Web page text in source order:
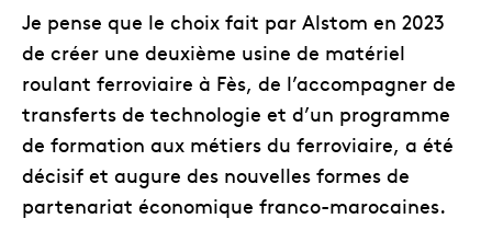
Je pense que le choix fait par Alstom en 2023
de créer une deuxième usine de matériel
roulant ferroviaire à Fès, de l’accompagner de
transferts de technologie et d’un programme
de formation aux métiers du ferroviaire, a été
décisif et augure des nouvelles formes de
partenariat économique franco-marocaines.